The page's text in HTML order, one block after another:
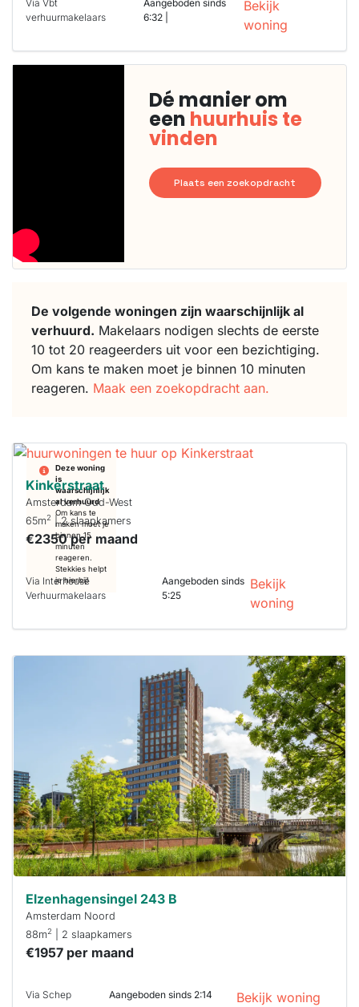
Via Vbt
verhuurmakelaars
Aangeboden sinds
6:32 |
Bekijk
woning
Dé manier om
een huurhuis te
vinden
Plaats een zoekopdracht
De volgende woningen zijn waarschijnlijk al
verhuurd. Makelaars nodigen slechts de eerste
10 tot 20 reageerders uit voor een bezichtiging.
Om kans te maken moet je binnen 10 minuten
reageren. Maak een zoekopdracht aan.
Deze woning
is
waarschijnlijk
al verhuurd
Om kans te
maken moet je
binnen 15
minuten
reageren.
Stekkies helpt
je hierbij!
Kinkerstraat
Amsterdam Oud-West
65m2 | 2 slaapkamers
€2350 per maand
Via Interhouse
Verhuurmakelaars
Aangeboden sinds
5:25
Bekijk
woning
binnen 15
minuten
reageren.
Stekkies helpt
je hierbij!
Elzenhagensingel 243 B
Amsterdam Noord
88m2 | 2 slaapkamers
€1957 per maand
Via Schep Aangeboden sinds 2:14 Bekijk woning